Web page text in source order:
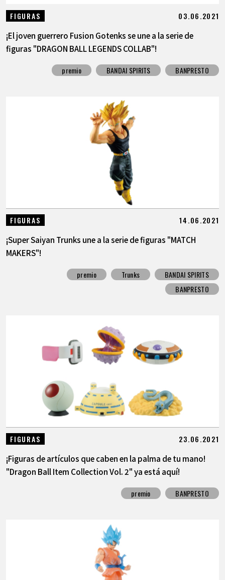
FIGURAS 03.06.2021
¡El joven guerrero Fusion Gotenks se une a la serie de
figuras "DRAGON BALL LEGENDS COLLAB"!
premio BANDAI SPIRITS BANPRESTO
FIGURAS 14.06.2021
¡Super Saiyan Trunks une a la serie de figuras "MATCH
MAKERS"!
premio Trunks
BANDAI SPIRITS
BANPRESTO
FIGURAS 23.06.2021
¡Figuras de artículos que caben en la palma de tu mano!
"Dragon Ball Item Collection Vol. 2" ya está aquí!
premio BANPRESTO